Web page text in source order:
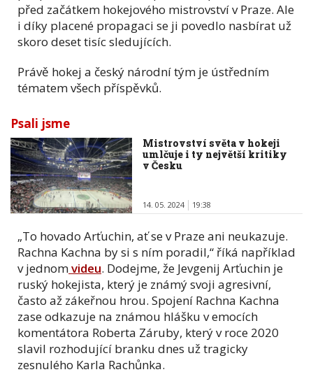
před začátkem hokejového mistrovství v Praze. Ale
i díky placené propagaci se ji povedlo nasbírat už
skoro deset tisíc sledujících.
Právě hokej a český národní tým je ústředním
tématem všech příspěvků.
Psali jsme
Mistrovství světa v hokeji
umlčuje i ty největší kritiky
v Česku
14. 05. 2024 19:38
„To hovado Arťuchin, ať se v Praze ani neukazuje.
Rachna Kachna by si s ním poradil,“ říká například
v jednomvideu. Dodejme, že Jevgenij Arťuchin je
ruský hokejista, který je známý svoji agresivní,
často až zákeřnou hrou. Spojení Rachna Kachna
zase odkazuje na známou hlášku v emocích
komentátora Roberta Záruby, který v roce 2020
slavil rozhodující branku dnes už tragicky
zesnulého Karla Rachůnka.